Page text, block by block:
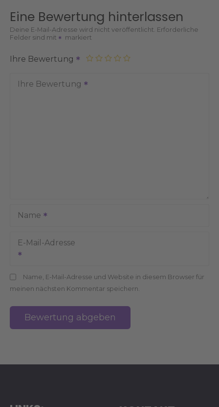
Eine Bewertung hinterlassen
Deine E-Mail-Adresse wird nicht veröffentlicht. Erforderliche
Felder sind mit
markiert
Ihre Bewertung
Ihre Bewertung
Name
E-Mail-Adresse
Name, E-Mail-Adresse und Website in diesem Browser für
meinen nächsten Kommentar speichern.